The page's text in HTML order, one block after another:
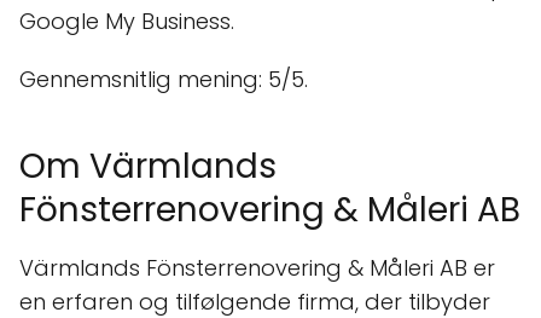
Google My Business.
Gennemsnitlig mening: 5/5.
Om Värmlands
Fönsterrenovering & Måleri AB
Värmlands Fönsterrenovering & Måleri AB er
en erfaren og tilfølgende firma, der tilbyder